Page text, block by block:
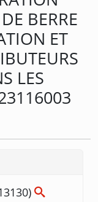
BERRE
ET
LES